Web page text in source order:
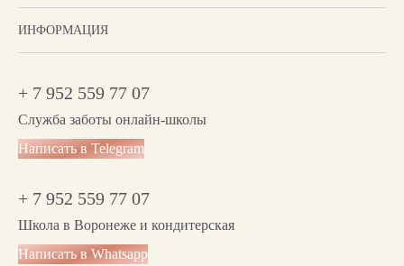
ИНФОРМАЦИЯ
+ 7 952 559 77 07
Служба заботы онлайн-школы
Написать в Telegram
+ 7 952 559 77 07
Школа в Воронеже и кондитерская
Написать в Whatsapp